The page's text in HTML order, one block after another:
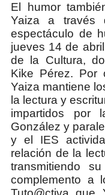
El humor
Yaiza a través
espectáculo de
jueves 14 de
de la Cultura,
Kike Pérez. Por
Yaiza mantiene
la lectura y
impartidos por
González y
y el IES
relación de la
transmitiendo
complemento a